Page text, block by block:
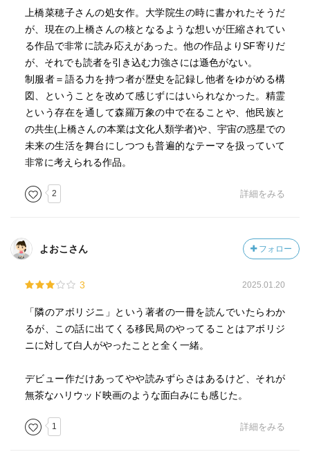
上橋菜穂子さんの処女作。大学院生の時に書かれたそうだ
が、現在の上橋さんの核となるような想いが圧縮されてい
る作品で非常に読み応えがあった。他の作品よりSF寄りだ
が、それでも読者を引き込む力強さには遜色がない。
制服者＝語る力を持つ者が歴史を記録し他者をゆがめる構
図、ということを改めて感じずにはいられなかった。精霊
という存在を通して森羅万象の中で在ることや、他民族と
の共生(上橋さんの本業は文化人類学者)や、宇宙の惑星での
未来の生活を舞台にしつつも普遍的なテーマを扱っていて
非常に考えられる作品。
2 詳細をみる
よおこさん フォロー
3 2025.01.20
「隣のアボリジニ」という著者の一冊を読んでいたらわか
るが、この話に出てくる移民局のやってることはアボリジ
ニに対して白人がやったことと全く一緒。
デビュー作だけあってやや読みずらさはあるけど、それが
無茶なハリウッド映画のような面白みにも感じた。
1 詳細をみる